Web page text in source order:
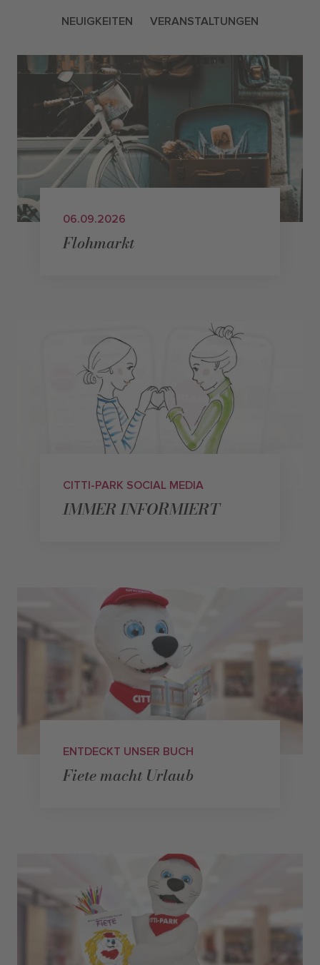
NEUIGKEITEN VERANSTALTUNGEN
06.09.2026
Flohmarkt
CITTI-PARK SOCIAL MEDIA
IMMER INFORMIERT
ENTDECKT UNSER BUCH
Fiete macht Urlaub